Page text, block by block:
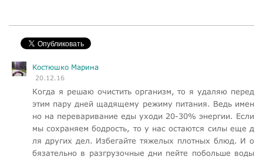
Костюшко Марина
20.12.16
Когда я решаю очистить организм, то я удаляю перед
этим пару дней щадящему режиму питания. Ведь имен
но на переваривание еды уходи 20-30% энергии. Если
мы сохраняем бодрость, то у нас остаются силы еще д
ля других дел. Избегайте тяжелых плотных блюд. И о
бязательно в разгрузочные дни пейте побольше воды